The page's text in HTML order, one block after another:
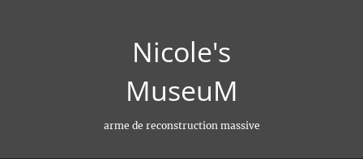
Nicole's
MuseuM
arme de reconstruction massive